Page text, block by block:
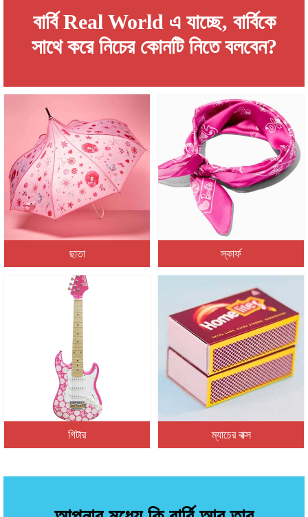
বার্বি Real World এ যাচ্ছে, বার্বিকে
সাথে করে নিচের কোনটি নিতে বলবেন?
ছাতা স্কার্ফ
গিটার ম্যাচের বাক্স